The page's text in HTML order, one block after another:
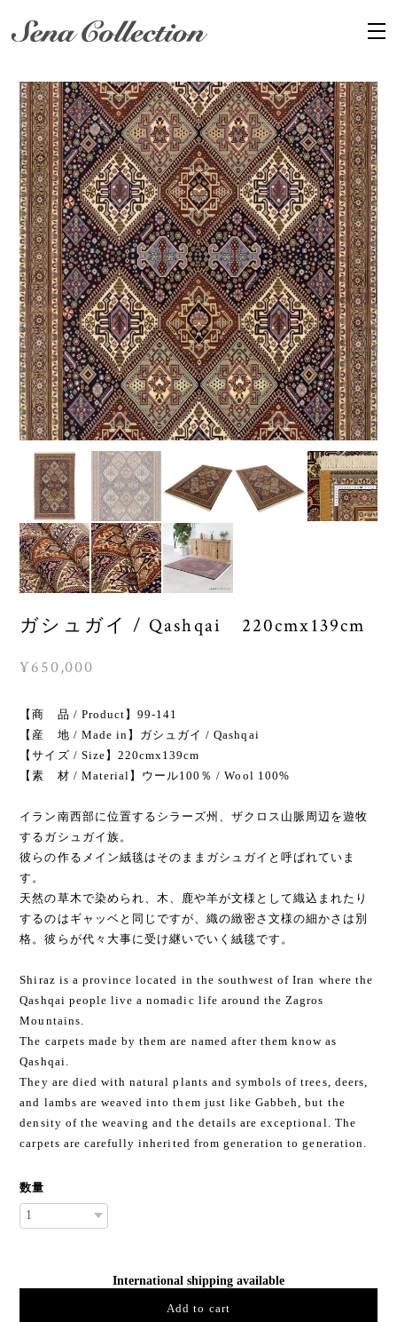
ガシュガイ / Qashqai 220cmx139cm
¥650,000
【商 品 / Product】99-141
【産 地 / Made in】ガシュガイ / Qashqai
【サイズ / Size】220cmx139cm
【素 材 / Material】ウール100％ / Wool 100%
イラン南西部に位置するシラーズ州、ザクロス山脈周辺を遊牧
するガシュガイ族。
彼らの作るメイン絨毯はそのままガシュガイと呼ばれていま
す。
天然の草木で染められ、木、鹿や羊が文様として織込まれたり
するのはギャッベと同じですが、織の緻密さ文様の細かさは別
格。彼らが代々大事に受け継いでいく絨毯です。
Shiraz is a province located in the southwest of Iran where the
Qashqai people live a nomadic life around the Zagros
Mountains.
The carpets made by them are named after them know as
Qashqai.
They are died with natural plants and symbols of trees, deers,
and lambs are weaved into them just like Gabbeh, but the
density of the weaving and the details are exceptional. The
carpets are carefully inherited from generation to generation.
数量
International shipping available
Add to cart